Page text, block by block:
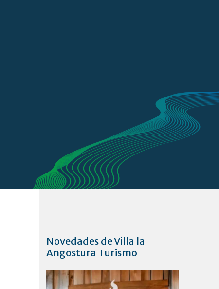
Novedades de Villa la
Angostura Turismo